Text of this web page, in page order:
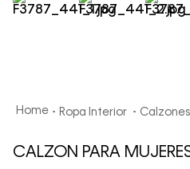
Ropa Interior Calzones
CALZON PARA